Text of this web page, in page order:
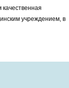
учреждением, в